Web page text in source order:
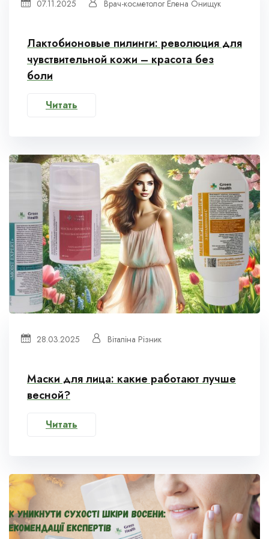
07.11.2025 Врач-косметолог Елена Онищук
Лактобионовые пилинги: революция для
чувствительной кожи – красота без
боли
Читать
28.03.2025 Віталіна Різник
Маски для лица: какие работают лучше
весной?
Читать